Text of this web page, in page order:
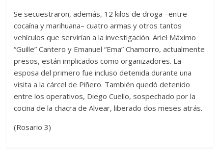
Se secuestraron, además, 12 kilos de droga –entre
cocaína y marihuana– cuatro armas y otros tantos
vehículos que servirían a la investigación. Ariel Máximo
“Guille” Cantero y Emanuel “Ema” Chamorro, actualmente
presos, están implicados como organizadores. La
esposa del primero fue incluso detenida durante una
visita a la cárcel de Piñero. También quedó detenido
entre los operativos, Diego Cuello, sospechado por la
cocina de la chacra de Alvear, liberado dos meses atrás.
(Rosario 3)